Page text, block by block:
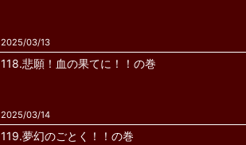
2025/03/13
118.悲願！血の果てに！！の巻
2025/03/14
119.夢幻のごとく！！の巻